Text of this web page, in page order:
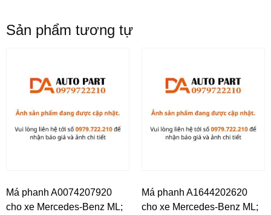
Sản phẩm tương tự
Má phanh A0074207920
cho xe Mercedes-Benz ML;
Má phanh A1644202620
cho xe Mercedes-Benz ML;